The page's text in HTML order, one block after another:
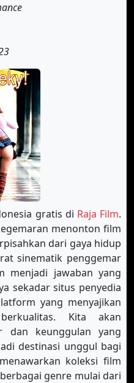
gratis di Raja Film.
menonton film
dari gaya hidup
sinematik penggemar
menjadi jawaban yang
sekadar situs penyedia
yang menyajikan
Kita akan
dan keunggulan yang
destinasi unggul bagi
koleksi film
genre mulai dari